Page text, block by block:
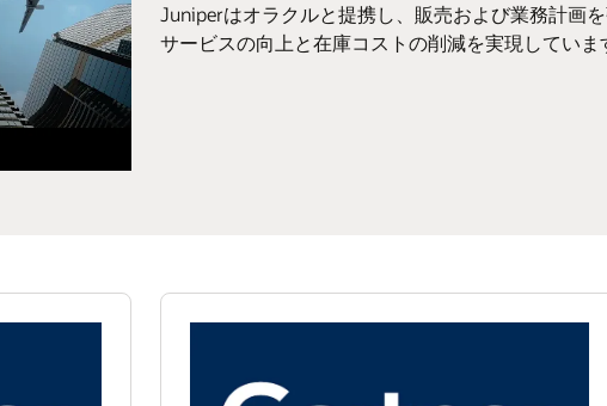
Juniperはオラクルと提携し、販売および業務計画
サービスの向上と在庫コストの削減を実現していま